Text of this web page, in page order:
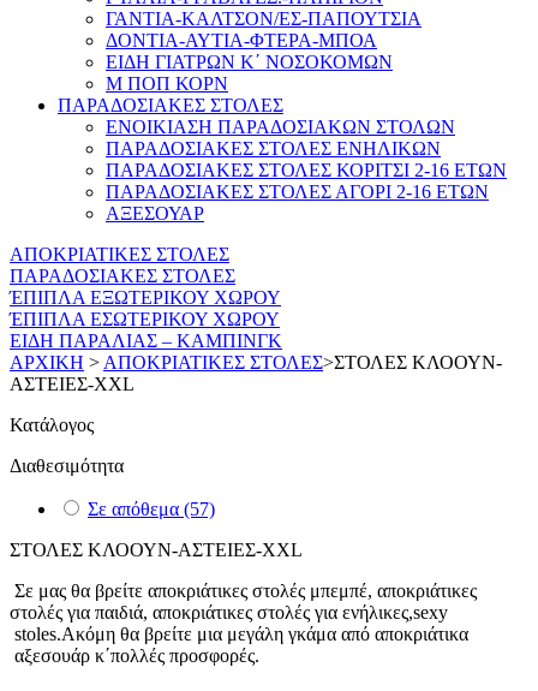
ΓΑΝΤΙΑ-ΚΑΛΤΣΟΝ/ΕΣ-ΠΑΠΟΥΤΣΙΑ
ΔΟΝΤΙΑ-ΑΥΤΙΑ-ΦΤΕΡΑ-ΜΠΟΑ
ΕΙΔΗ ΓΙΑΤΡΩΝ Κ΄ ΝΟΣΟΚΟΜΩΝ
Μ ΠΟΠ ΚΟΡΝ
ΠΑΡΑΔΟΣΙΑΚΕΣ ΣΤΟΛΕΣ
ΕΝΟΙΚΙΑΣΗ ΠΑΡΑΔΟΣΙΑΚΩΝ ΣΤΟΛΩΝ
ΠΑΡΑΔΟΣΙΑΚΕΣ ΣΤΟΛΕΣ ΕΝΗΛΙΚΩΝ
ΠΑΡΑΔΟΣΙΑΚΕΣ ΣΤΟΛΕΣ ΚΟΡΙΤΣΙ 2-16 ΕΤΩΝ
ΠΑΡΑΔΟΣΙΑΚΕΣ ΣΤΟΛΕΣ ΑΓΟΡΙ 2-16 ΕΤΩΝ
ΑΞΕΣΟΥΑΡ
ΑΠΟΚΡΙΑΤΙΚΕΣ ΣΤΟΛΕΣ
ΠΑΡΑΔΟΣΙΑΚΕΣ ΣΤΟΛΕΣ
ΈΠΙΠΛΑ ΕΞΩΤΕΡΙΚΟΥ ΧΩΡΟΥ
ΈΠΙΠΛΑ ΕΣΩΤΕΡΙΚΟΥ ΧΩΡΟΥ
ΕΙΔΗ ΠΑΡΑΛΙΑΣ – ΚΑΜΠΙΝΓΚ
ΑΡΧΙΚΗ > ΑΠΟΚΡΙΑΤΙΚΕΣ ΣΤΟΛΕΣ>ΣΤΟΛΕΣ ΚΛΟΟΥΝ-
ΑΣΤΕΙΕΣ-XXL
Κατάλογος
Διαθεσιμότητα
Σε απόθεμα (57)
ΣΤΟΛΕΣ ΚΛΟΟΥΝ-ΑΣΤΕΙΕΣ-XXL
Σε μας θα βρείτε αποκριάτικες στολές μπεμπέ, αποκριάτικες
στολές για παιδιά, αποκριάτικες στολές για ενήλικες,sexy
stoles.Ακόμη θα βρείτε μια μεγάλη γκάμα από αποκριάτικα
αξεσουάρ κ΄πολλές προσφορές.